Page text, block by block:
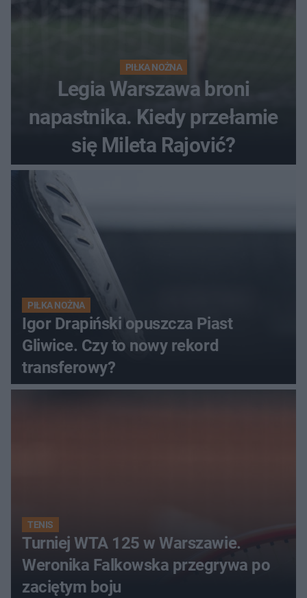
PIŁKA NOŻNA
Legia Warszawa broni
napastnika. Kiedy przełamie
się Mileta Rajović?
PIŁKA NOŻNA
Igor Drapiński opuszcza Piast
Gliwice. Czy to nowy rekord
transferowy?
TENIS
Turniej WTA 125 w Warszawie.
Weronika Falkowska przegrywa po
zaciętym boju